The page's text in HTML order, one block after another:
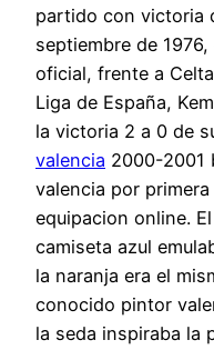
partido con victoria
septiembre de
oficial, frente a
Liga de España,
la victoria 2 a 0 de
valencia 2000-2001
valencia por
equipacion online.
camiseta azul
la naranja era el
conocido pintor
la seda inspiraba la